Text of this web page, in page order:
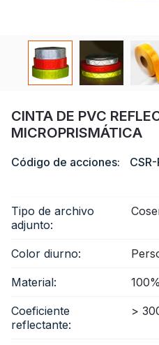
Vídeo
CINTA DE PVC
MICROPRISMÁTICA
Código de acciones:
Tipo de archivo
adjunto:
Color diurno:
Material:
Coeficiente
reflectante:
>